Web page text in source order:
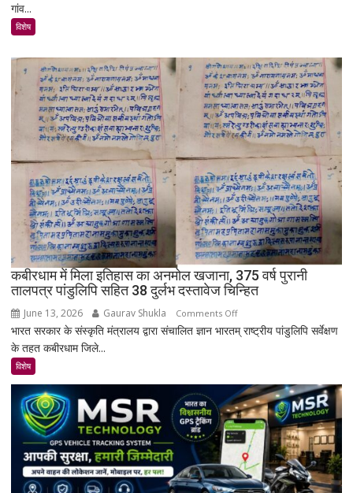
गाँव!
200
साल
बाद
भी
क्यों
बसा
राजस्थान
का
सबसे
रहस्यमयी
गांव?
गांव...
विशेष
कबीरधाम में मिला इतिहास का अनमोल खजाना, 375 वर्ष पुरानी
तालपत्र पांडुलिपि सहित 38 दुर्लभ दस्तावेज चिन्हित
June 13, 2026 Gaurav Shukla Comments Offon
कबीरधाम
का
अनमोल
खजाना,
375
वर्ष
पुरानी
भारत सरकार के संस्कृति मंत्रालय द्वारा संचालित ज्ञान भारतम् राष्ट्रीय पांडुलिपि सर्वेक्षण
के तहत कबीरधाम जिले...
विशेष